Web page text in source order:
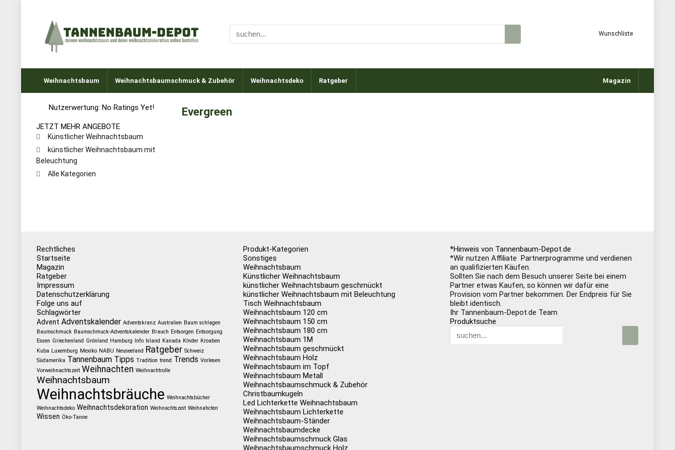
Wunschliste
Weihnachtsbaum Weihnachtsbaumschmuck & Zubehör Weihnachtsdeko Ratgeber Magazin
Evergreen
Nutzerwertung: No Ratings Yet!
JETZT MEHR ANGEBOTE
Künstlicher Weihnachtsbaum
künstlicher Weihnachtsbaum mit
Beleuchtung
Alle Kategorien
Rechtliches
Startseite
Magazin
Ratgeber
Impressum
Datenschutzerklärung
Folge uns auf
Schlagwörter
Advent Adventskalender Adventskranz Australien Baum schlagen
Baumschmuck Baumschmuck-Adventskalender Brauch Entsorgen Entsorgung
Essen Griechenland Grönland Hamburg Info Island Kanada KInder Kroatien
Kuba Luxemburg Mexiko NABU Neuseeland Ratgeber Schweiz
Südamerika Tannenbaum Tipps Tradition trend Trends Vorlesen
Vorweihnachtszeit Weihnachten Weihnachtrolle
Weihnachtsbaum
Weihnachtsbräuche Weihnachtsbücher
Weihnachtsdeko Weihnachtsdekoration Weihnachtszeit Weihnahcten
Wissen Öko-Tanne
Produkt-Kategorien
Sonstiges
Weihnachtsbaum
Künstlicher Weihnachtsbaum
künstlicher Weihnachtsbaum geschmückt
künstlicher Weihnachtsbaum mit Beleuchtung
Tisch Weihnachtsbaum
Weihnachtsbaum 120 cm
Weihnachtsbaum 150 cm
Weihnachtsbaum 180 cm
Weihnachtsbaum 1M
Weihnachtsbaum geschmückt
Weihnachtsbaum Holz
Weihnachtsbaum im Topf
Weihnachtsbaum Metall
Weihnachtsbaumschmuck & Zubehör
Christbaumkugeln
Led Lichterkette Weihnachtsbaum
Weihnachtsbaum Lichterkette
Weihnachtsbaum-Ständer
Weihnachtsbaumdecke
Weihnachtsbaumschmuck Glas
Weihnachtsbaumschmuck Holz
*Hinweis von Tannenbaum-Depot.de
*Wir nutzen Affiliate Partnerprogramme und verdienen
an qualifizierten Käufen.
Sollten Sie nach dem Besuch unserer Seite bei einem
Partner etwas Kaufen, so können wir dafür eine
Provision vom Partner bekommen. Der Endpreis für Sie
bleibt identisch.
Ihr Tannenbaum-Depot.de Team
Produktsuche